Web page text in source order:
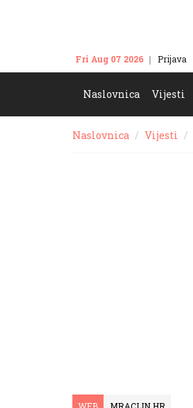
Fri Aug 07 2026 Prijava
Naslovnica Vijesti
Naslovnica Vijesti